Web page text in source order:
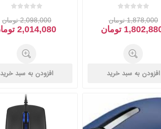
سوییچ،
و
اکسس
1,878,000 تومان
تومان
افزودن به سبد خرید
2,098,000 تومان
2,014,080 تومان
افزودن به سبد خرید